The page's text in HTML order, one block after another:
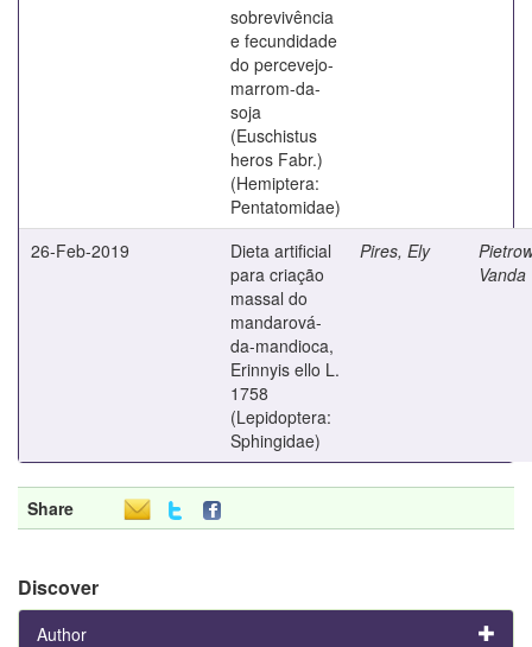
sobrevivência
e fecundidade
do percevejo-
marrom-da-
soja
(Euschistus
heros Fabr.)
(Hemiptera:
Pentatomidae)
26-Feb-2019
Dieta artificial
para criação
massal do
mandarová-
da-mandioca,
Erinnyis ello L.
1758
(Lepidoptera:
Sphingidae)
Pires, Ely
Vanda
Share
Discover
Author